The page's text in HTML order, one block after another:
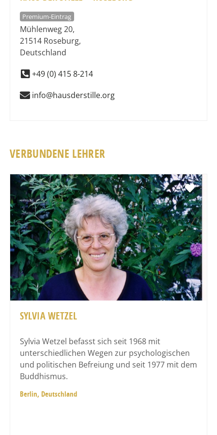
Premium-Eintrag
Mühlenweg 20,
21514 Roseburg,
Deutschland
+49 (0) 415 8-214
info@hausderstille.org
VERBUNDENE LEHRER
SYLVIA WETZEL
Sylvia Wetzel befasst sich seit 1968 mit
unterschiedlichen Wegen zur psychologischen
und politischen Befreiung und seit 1977 mit dem
Buddhismus.
Berlin, Deutschland